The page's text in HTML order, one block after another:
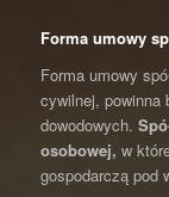
Forma umowy
Forma umowy
cywilnej, powinna
dowodowych.
osobowej,w
gospodarczą pod